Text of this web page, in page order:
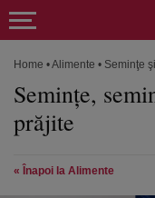
Home •Alimente • Seminţe
Seminţe,
prăjite
« Înapoi la Alimente